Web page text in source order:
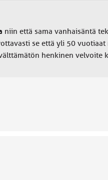
niin että sama vanhaisäntä
se että yli 50 vuotiaat
henkinen velvoite